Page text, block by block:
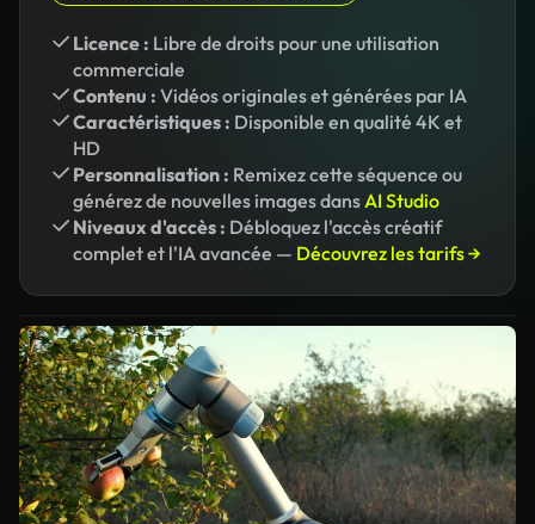
Licence : Libre de droits pour une utilisation
commerciale
Contenu : Vidéos originales et générées par IA
Caractéristiques : Disponible en qualité 4K et
HD
Personnalisation : Remixez cette séquence ou
générez de nouvelles images dansAI Studio
Niveaux d'accès : Débloquez l'accès créatif
complet et l'IA avancée — Découvrez les tarifs →